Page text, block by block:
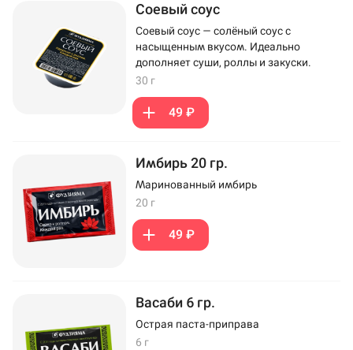
Соевый соус
Соевый соус — солёный соус с
насыщенным вкусом. Идеально
дополняет суши, роллы и закуски.
30 г
49 ₽
Имбирь 20 гр.
Маринованный имбирь
20 г
49 ₽
Васаби 6 гр.
Острая паста-приправа
6 г